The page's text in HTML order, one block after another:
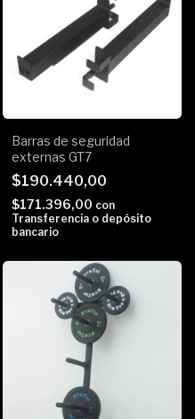
Barras de seguridad
externas GT7
$190.440,00
$171.396,00 con
Transferencia o depósito
bancario